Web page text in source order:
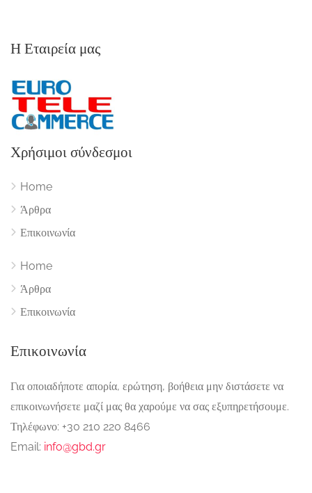
Η Εταιρεία μας
Χρήσιμοι σύνδεσμοι
Home
Άρθρα
Επικοινωνία
Home
Άρθρα
Επικοινωνία
Επικοινωνία
Για οποιαδήποτε απορία, ερώτηση, βοήθεια μην διστάσετε να
επικοινωνήσετε μαζί μας θα χαρούμε να σας εξυπηρετήσουμε.
Τηλέφωνο: +30 210 220 8466
Email: info@gbd.gr